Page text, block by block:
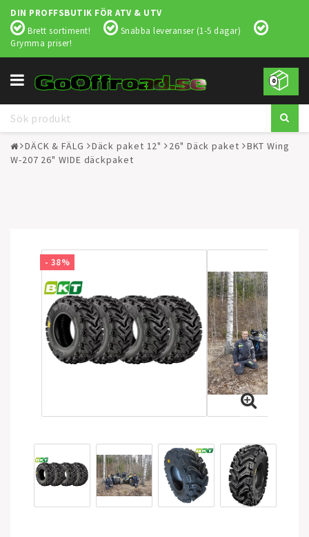
DIN PROFFSBUTIK FÖR ATV & UTV
Brett sortiment!
Snabba leveranser (1-5 dagar)
Grymma priser!
0
Toggle
navigation
DÄCK & FÄLG Däck paket 12" 26" Däck paket
BKT Wing
W-207 26" WIDE däckpaket
- 38%